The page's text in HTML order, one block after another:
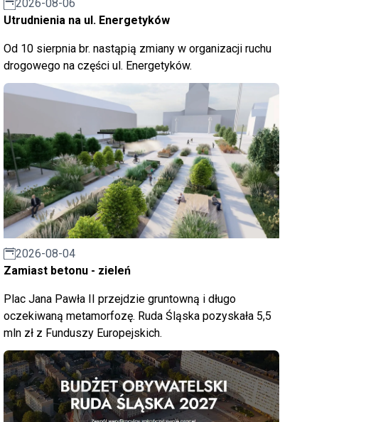
2026-08-06
Utrudnienia na ul. Energetyków
Od 10 sierpnia br. nastąpią zmiany w organizacji ruchu
drogowego na części ul. Energetyków.
2026-08-04
Zamiast betonu - zieleń
Plac Jana Pawła II przejdzie gruntowną i długo
oczekiwaną metamorfozę. Ruda Śląska pozyskała 5,5
mln zł z Funduszy Europejskich.